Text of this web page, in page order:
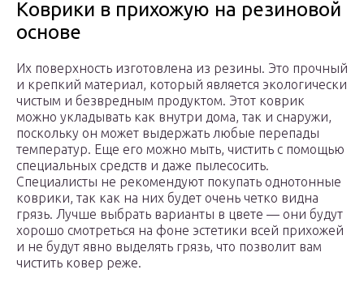
Коврики в прихожую на резиновой
основе
Их поверхность изготовлена из резины. Это прочный
и крепкий материал, который является экологически
чистым и безвредным продуктом. Этот коврик
можно укладывать как внутри дома, так и снаружи,
поскольку он может выдержать любые перепады
температур. Еще его можно мыть, чистить с помощью
специальных средств и даже пылесосить.
Специалисты не рекомендуют покупать однотонные
коврики, так как на них будет очень четко видна
грязь. Лучше выбрать варианты в цвете — они будут
хорошо смотреться на фоне эстетики всей прихожей
и не будут явно выделять грязь, что позволит вам
чистить ковер реже.